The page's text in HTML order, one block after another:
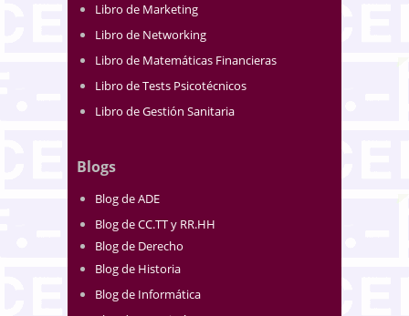
Libro de Marketing
Libro de Networking
Libro de Matemáticas Financieras
Libro de Tests Psicotécnicos
Libro de Gestión Sanitaria
Blogs
Blog de ADE
Blog de CC.TT y RR.HH
Blog de Derecho
Blog de Historia
Blog de Informática